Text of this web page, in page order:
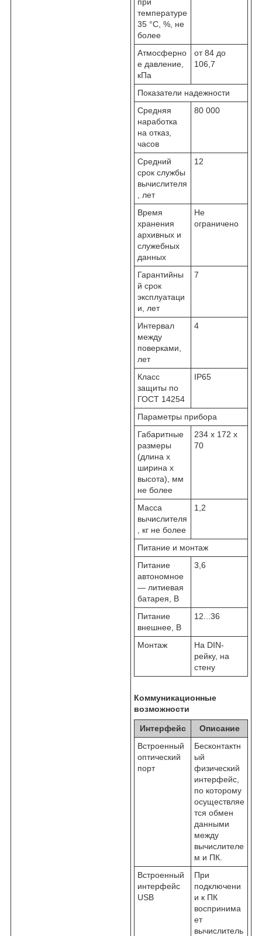
температуре
35 °С, %, не
более
Атмосферно
е давление,
кПа
от 84 до
106,7
Показатели надежности
Средняя
наработка
на отказ,
часов
80 000
Средний
срок службы
вычислителя
, лет
12
Время
хранения
архивных и
служебных
данных
Не
ограничено
Гарантийны
й срок
эксплуатаци
и, лет
7
Интервал
между
поверками,
лет
4
Класс
защиты по
ГОСТ 14254
IP65
Параметры прибора
Габаритные
размеры
(длина х
ширина х
высота), мм
не более
234 х 172 х
70
Масса
вычислителя
, кг не более
1,2
Питание и монтаж
Питание
автономное
— литиевая
батарея, В
3,6
Питание
внешнее, В
12...36
Монтаж
На DIN-
рейку, на
стену
Коммуникационные
возможности
Интерфейс
Описание
Встроенный
оптический
порт
Бесконтактн
ый
физический
интерфейс,
по которому
осуществляе
тся обмен
данными
между
вычислителе
м и ПК.
Встроенный
интерфейс
USB
При
подключени
и к ПК
воспринима
ет
вычислитель